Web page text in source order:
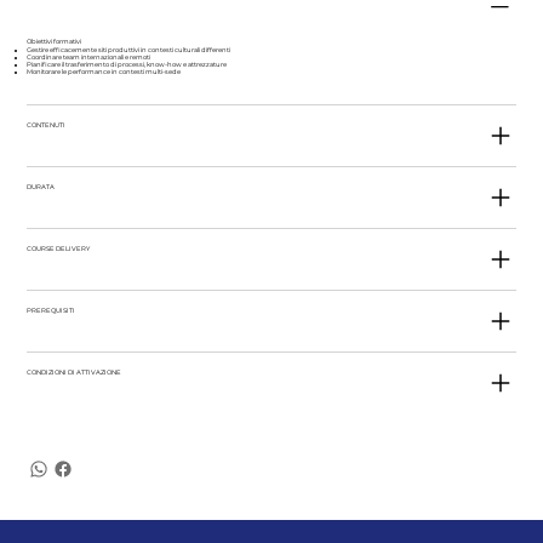
Obiettivi formativi
Gestire efficacemente siti produttivi in contesti culturali differenti
Coordinare team internazionali e remoti
Pianificare il trasferimento di processi, know-how e attrezzature
Monitorare le performance in contesti multi-sede
CONTENUTI
DURATA
COURSE DELIVERY
PREREQUISITI
CONDIZIONI DI ATTIVAZIONE